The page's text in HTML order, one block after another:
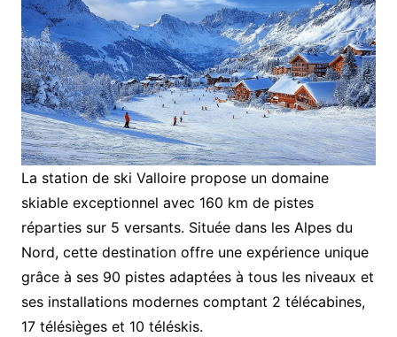
La station de ski Valloire propose un domaine
skiable exceptionnel avec 160 km de pistes
réparties sur 5 versants. Située dans les Alpes du
Nord, cette destination offre une expérience unique
grâce à ses 90 pistes adaptées à tous les niveaux et
ses installations modernes comptant 2 télécabines,
17 télésièges et 10 téléskis.